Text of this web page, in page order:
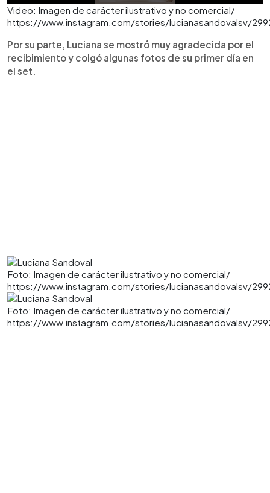
Video: Imagen de carácter ilustrativo y no comercial/
https://www.instagram.com/stories/lucianasandovalsv/
Por su parte, Luciana se mostró muy agradecida por el
recibimiento y colgó algunas fotos de su primer día en
el set.
Foto: Imagen de carácter ilustrativo y no comercial/
https://www.instagram.com/stories/lucianasandovalsv/
Foto: Imagen de carácter ilustrativo y no comercial/
https://www.instagram.com/stories/lucianasandovalsv/